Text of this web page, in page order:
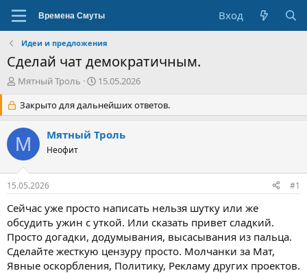
Вход
Идеи и предложения
Сделай чат демократичным.
А
т
о
р
т
е
м
Мятный Троль
Д
т
а
н
а
а
15.05.2026
Закрыто для дальнейших ответов.
М Мятный Троль
Неофит
15.05.2026 #1
Сейчас уже просто написать нельзя шутку или же
обсудить ужин с уткой. Или сказать привет сладкий.
Просто догадки, додумывания, высасывания из пальца.
Сделайте жесткую цензуру просто. Молчанки за Мат,
Явные оскорбления, Политику, Рекламу других проектов.